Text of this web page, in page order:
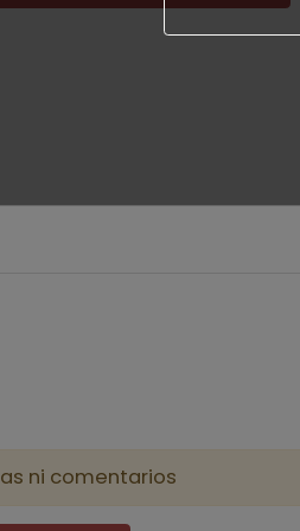
ni comentarios